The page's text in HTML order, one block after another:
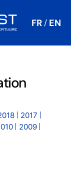
FR / EN
2017
2009